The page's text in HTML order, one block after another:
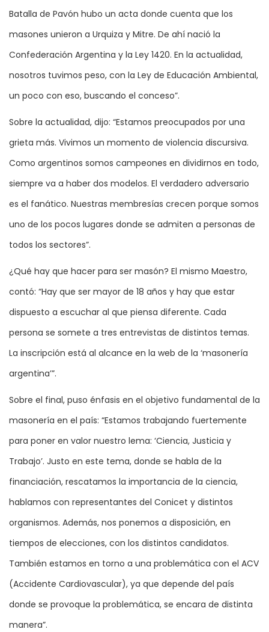
Batalla de Pavón hubo un acta donde cuenta que los
masones unieron a Urquiza y Mitre. De ahí nació la
Confederación Argentina y la Ley 1420. En la actualidad,
nosotros tuvimos peso, con la Ley de Educación Ambiental,
un poco con eso, buscando el conceso”.
Sobre la actualidad, dijo: “Estamos preocupados por una
grieta más. Vivimos un momento de violencia discursiva.
Como argentinos somos campeones en dividirnos en todo,
siempre va a haber dos modelos. El verdadero adversario
es el fanático. Nuestras membresías crecen porque somos
uno de los pocos lugares donde se admiten a personas de
todos los sectores”.
¿Qué hay que hacer para ser masón? El mismo Maestro,
contó: “Hay que ser mayor de 18 años y hay que estar
dispuesto a escuchar al que piensa diferente. Cada
persona se somete a tres entrevistas de distintos temas.
La inscripción está al alcance en la web de la ‘masonería
argentina’”.
Sobre el final, puso énfasis en el objetivo fundamental de la
masonería en el país: “Estamos trabajando fuertemente
para poner en valor nuestro lema: ‘Ciencia, Justicia y
Trabajo’. Justo en este tema, donde se habla de la
financiación, rescatamos la importancia de la ciencia,
hablamos con representantes del Conicet y distintos
organismos. Además, nos ponemos a disposición, en
tiempos de elecciones, con los distintos candidatos.
También estamos en torno a una problemática con el ACV
(Accidente Cardiovascular), ya que depende del país
donde se provoque la problemática, se encara de distinta
manera”.